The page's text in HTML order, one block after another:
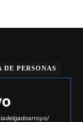
DE PERSONAS